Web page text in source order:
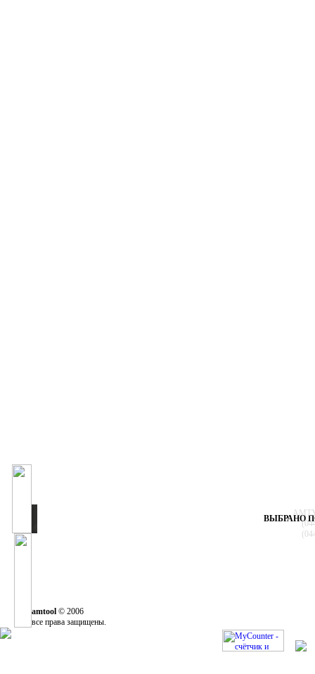
ВЫБРАНО
amtool © 2006
все права защищены.